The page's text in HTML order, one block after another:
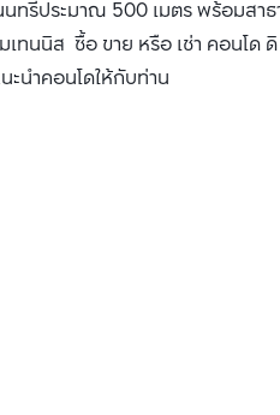
ทรีประมาณ 500 เมตร พร้อมส
เทนนิส ซื้อ ขาย หรือ เช่า คอนโ
ะนำคอนโดให้กับท่าน